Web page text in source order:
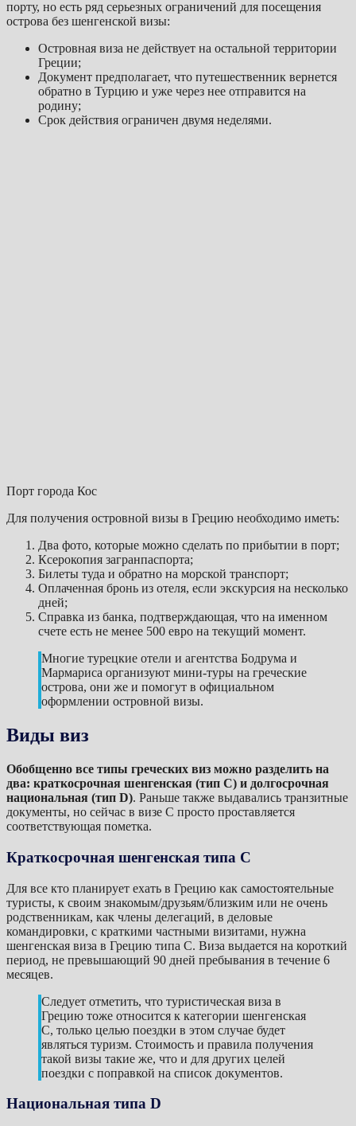
порту, но есть ряд серьезных ограничений для посещения
острова без шенгенской визы:
Островная виза не действует на остальной территории
Греции;
Документ предполагает, что путешественник вернется
обратно в Турцию и уже через нее отправится на
родину;
Срок действия ограничен двумя неделями.
Порт города Кос
Для получения островной визы в Грецию необходимо иметь:
Два фото, которые можно сделать по прибытии в порт;
Ксерокопия загранпаспорта;
Билеты туда и обратно на морской транспорт;
Оплаченная бронь из отеля, если экскурсия на несколько
дней;
Справка из банка, подтверждающая, что на именном
счете есть не менее 500 евро на текущий момент.
Многие турецкие отели и агентства Бодрума и
Мармариса организуют мини-туры на греческие
острова, они же и помогут в официальном
оформлении островной визы.
Виды виз
Обобщенно все типы греческих виз можно разделить на
два: краткосрочная шенгенская (тип C) и долгосрочная
национальная (тип D). Раньше также выдавались транзитные
документы, но сейчас в визе C просто проставляется
соответствующая пометка.
Краткосрочная шенгенская типа С
Для все кто планирует ехать в Грецию как самостоятельные
туристы, к своим знакомым/друзьям/близким или не очень
родственникам, как члены делегаций, в деловые
командировки, с краткими частными визитами, нужна
шенгенская виза в Грецию типа C. Виза выдается на короткий
период, не превышающий 90 дней пребывания в течение 6
месяцев.
Следует отметить, что туристическая виза в
Грецию тоже относится к категории шенгенская
C, только целью поездки в этом случае будет
являться туризм. Стоимость и правила получения
такой визы такие же, что и для других целей
поездки с поправкой на список документов.
Национальная типа D